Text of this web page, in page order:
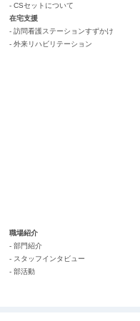
- CSセットについて
在宅支援
- 訪問看護ステーションすずかけ
- 外来リハビリテーション
職場紹介
- 部門紹介
- スタッフインタビュー
- 部活動